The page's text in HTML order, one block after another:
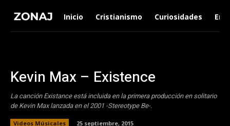
Inicio Cristianismo Curiosidades
Kevin Max – Existence
La canción Existance está incluida en la primera producción en solitario
de Kevin Max lanzada en el 2001 -Stereotype Be-.
Videos Músicales
25 septiembre, 2015